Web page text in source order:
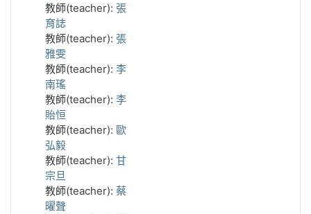
教師(teacher): 張
育誌
教師(teacher): 張
雅雯
教師(teacher): 李
南瑤
教師(teacher): 李
貽恒
教師(teacher): 歐
弘毅
教師(teacher): 甘
宗旦
教師(teacher): 蔡
曜聲